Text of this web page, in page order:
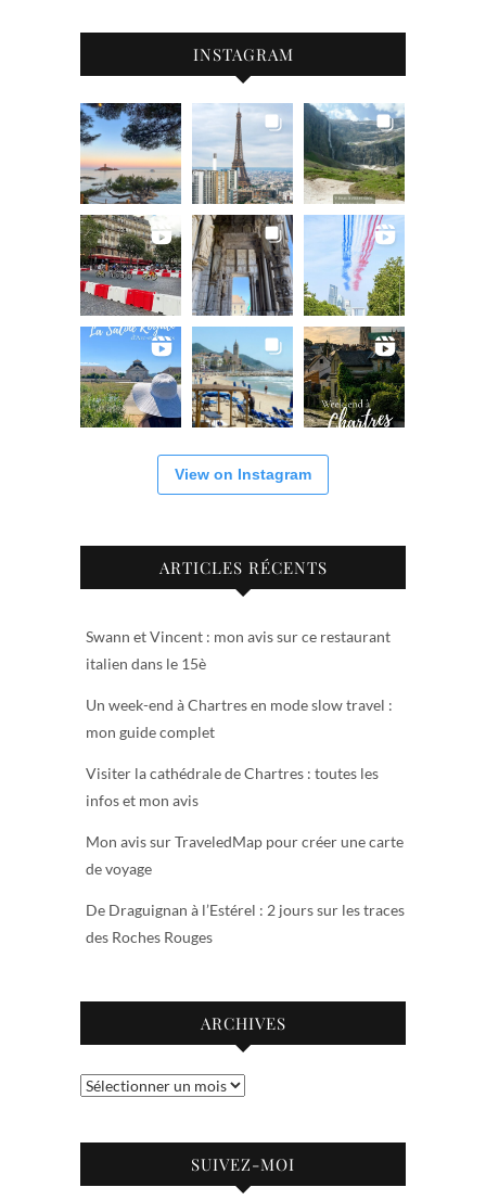
INSTAGRAM
View on Instagram
ARTICLES RÉCENTS
Swann et Vincent : mon avis sur ce restaurant
italien dans le 15è
Un week-end à Chartres en mode slow travel :
mon guide complet
Visiter la cathédrale de Chartres : toutes les
infos et mon avis
Mon avis sur TraveledMap pour créer une carte
de voyage
De Draguignan à l’Estérel : 2 jours sur les traces
des Roches Rouges
ARCHIVES
Archives
SUIVEZ-MOI